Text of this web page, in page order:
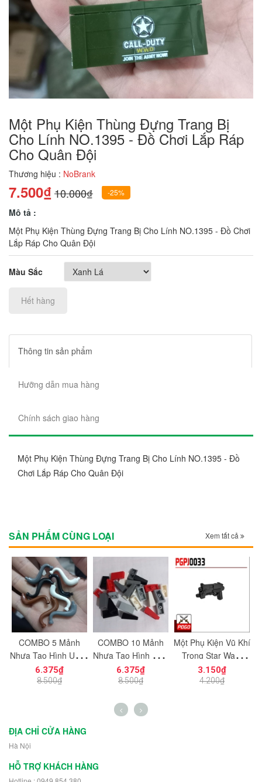
Một Phụ Kiện Thùng Đựng Trang Bị
Cho Lính NO.1395 - Đồ Chơi Lắp Ráp
Cho Quân Đội
Thương hiệu : NoBrank
7.500₫10.000₫ -25%
Mô tả :
Một Phụ Kiện Thùng Đựng Trang Bị Cho Lính NO.1395 - Đồ Chơi
Lắp Ráp Cho Quân Đội
Màu Sắc
Hết hàng
Thông tin sản phẩm
Hưỡng dẫn mua hàng
Chính sách giao hàng
Một Phụ Kiện Thùng Đựng Trang Bị Cho Lính NO.1395 - Đồ
Chơi Lắp Ráp Cho Quân Đội
SẢN PHẨM CÙNG LOẠI Xem tất cả
COMBO 5 Mảnh
Nhựa Tạo Hình Uống
Cong Dùng Cho Mô
Hình Nhân Vật Mini
6.375₫
8.500₫
COMBO 10 Mảnh
Nhựa Tạo Hình Trơn
Vát Dọc 1x2
NO.1725 Đồ Chơi
6.375₫
8.500₫
Một Phụ Kiện Vũ Khí
Trong Star Wars
PGPJ0033 NO.1198
- Phụ Kiện MOC
3.150₫
4.200₫
ĐỊA CHỈ CỬA HÀNG
Hà Nội
HỖ TRỢ KHÁCH HÀNG